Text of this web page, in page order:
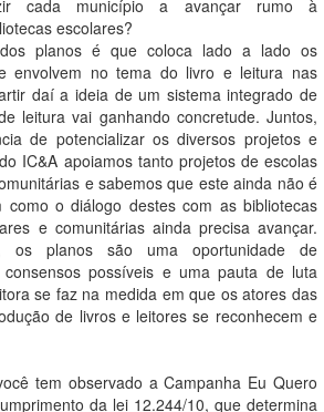
cada município a avançar rumo à
escolares?
planos é que coloca lado a lado os
envolvem no tema do livro e leitura nas
daí a ideia de um sistema integrado de
leitura vai ganhando concretude. Juntos,
de potencializar os diversos projetos e
IC&A apoiamos tanto projetos de escolas
e sabemos que este ainda não é
como o diálogo destes com as bibliotecas
e comunitárias ainda precisa avançar.
os planos são uma oportunidade de
consensos possíveis e uma pauta de luta
se faz na medida em que os atores das
de livros e leitores se reconhecem e
tem observado a Campanha Eu Quero
da lei 12.244/10, que determina